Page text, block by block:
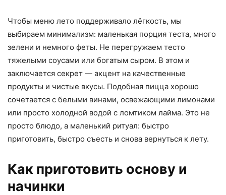
Чтобы меню лето поддерживало лёгкость, мы
выбираем минимализм: маленькая порция теста, много
зелени и немного феты. Не перегружаем тесто
тяжелыми соусами или богатым сыром. В этом и
заключается секрет — акцент на качественные
продукты и чистые вкусы. Подобная пицца хорошо
сочетается с белыми винами, освежающими лимонами
или просто холодной водой с ломтиком лайма. Это не
просто блюдо, а маленький ритуал: быстро
приготовить, быстро съесть и снова вернуться к лету.
Как приготовить основу и
начинки